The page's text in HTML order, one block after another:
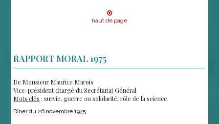
haut de page
RAPPORT MORAL 1975
De Monsieur Maurice Marois
Vice-président chargé du Secrétariat Général
Mots clés : survie, guerre ou solidarité, rôle de la science.
Dîner du 26 novembre 1975